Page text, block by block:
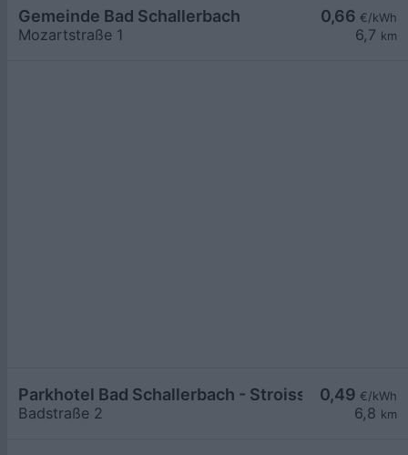
0,66 €/kWh
6,7 km
Gemeinde Bad Schallerbach
Mozartstraße 1
0,49 €/kWh
6,8 km
Parkhotel Bad Schallerbach - Stroissmüller
Badstraße 2